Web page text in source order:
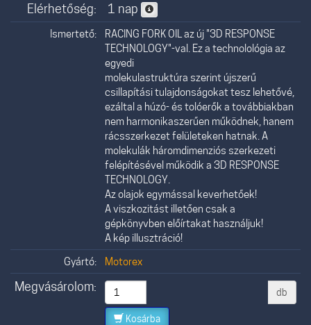
Elérhetőség: 1 nap
Ismertető:
RACING FORK OIL az új "3D RESPONSE
TECHNOLOGY"-val. Ez a technolológia az
egyedi
molekulastruktúra szerint újszerű
csillapítási tulajdonságokat tesz lehetővé,
ezáltal a húzó- és tolóerők a továbbiakban
nem harmonikaszerűen működnek, hanem
rácsszerkezet felületeken hatnak. A
molekulák háromdimenziós szerkezeti
felépítésével működik a 3D RESPONSE
TECHNOLOGY.
Az olajok egymással keverhetőek!
A viszkozitást illetően csak a
gépkönyvben előírtakat használjuk!
A kép illusztráció!
Gyártó:
Motorex
Megvásárolom: db
Kosárba